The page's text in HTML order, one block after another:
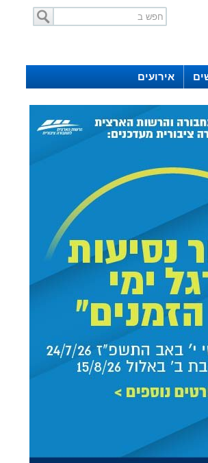
אירועים